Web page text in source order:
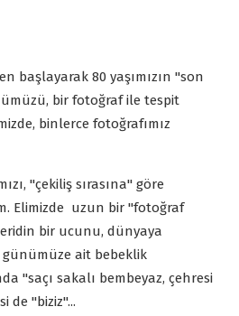
başlayarak 80 yaşımızın "son
bir fotoğraf ile tespit
binlerce fotoğrafımız
"çekiliş sırasına" göre
Elimizde uzun bir "fotoğraf
bir ucunu, dünyaya
günümüze ait bebeklik
"saçı sakalı bembeyaz, çehresi
de "biziz"...